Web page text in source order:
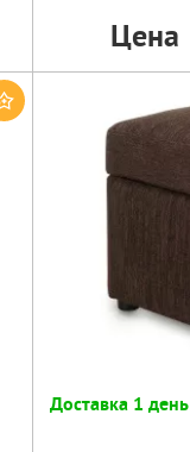
Цена
Доставка 1 день